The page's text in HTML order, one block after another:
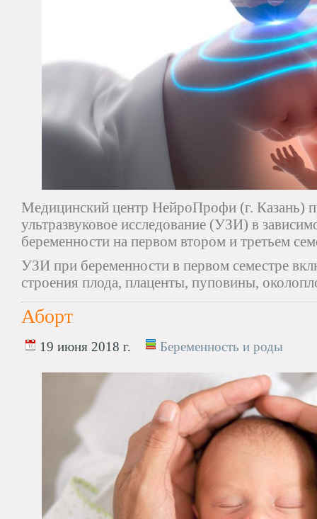
Медицинский центр НейроПрофи (г. Казань)
ультразвуковое исследование (УЗИ) в
беременности на первом втором и третьем
УЗИ при беременности в первом семестре
строения плода, плаценты, пуповины,
Аборт
19 июня 2018 г. Беременность и роды